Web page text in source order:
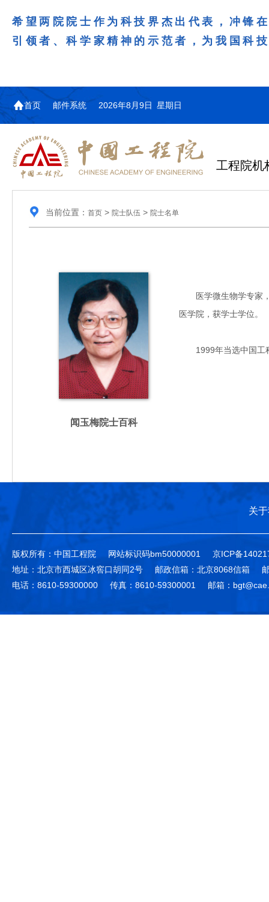
希望两院院士作为科技界杰出代表，冲锋
引领者、科学家精神的示范者，为我国科
首页 邮件系统 2026年8月9日 星期日
工程院机
当前位置： 首页> 院士队伍 > 院士名单
闻玉梅院士百科
医学微生物学专家，
医学院，获学士学位。
1999年当选中国工
关
版权所有：中国工程院 网站标识码bm50000001
京ICP备
地址：北京市西城区冰窖口胡同2号
邮政信箱：北京8068信箱
电话：8610-59300000
传真：8610-59300001 邮箱：